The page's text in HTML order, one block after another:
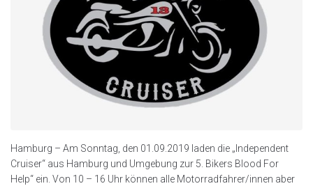
Hamburg – Am Sonntag, den 01.09.2019 laden die „Independent
Cruiser“ aus Hamburg und Umgebung zur 5. Bikers Blood For
Help“ ein. Von 10 – 16 Uhr können alle Motorradfahrer/innen aber